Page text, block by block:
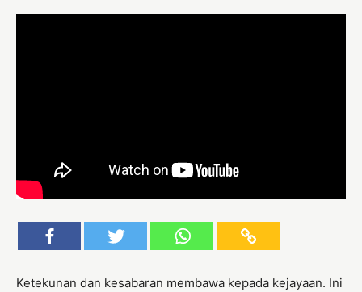
Ketekunan dan kesabaran membawa kepada kejayaan. Ini